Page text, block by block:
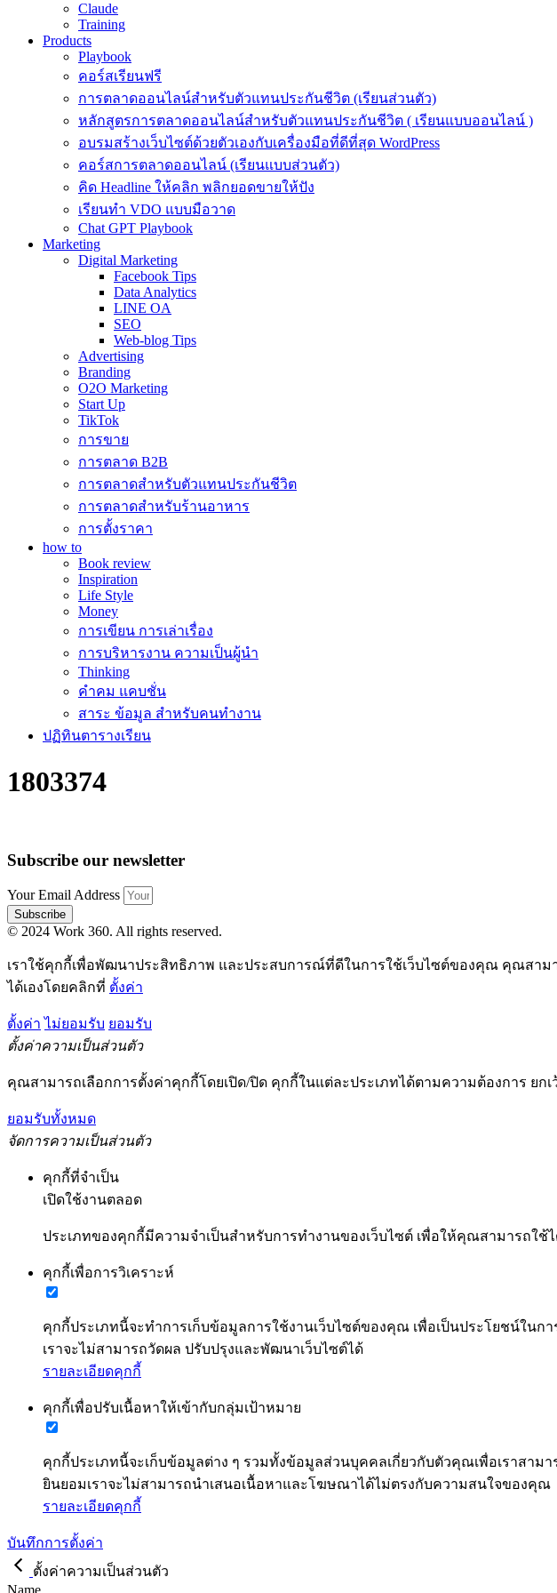
Claude
Training
Products
Playbook
คอร์สเรียนฟรี
การตลาดออนไลน์สำหรับตัวแทนประกันชีวิต (เรียนส่วนตัว)
หลักสูตรการตลาดออนไลน์สำหรับตัวแทนประกันชีวิต ( เรียนแบบออนไลน์ )
อบรมสร้างเว็บไซต์ด้วยตัวเองกับเครื่องมือที่ดีที่สุด WordPress
คอร์สการตลาดออนไลน์ (เรียนแบบส่วนตัว)
คิด Headline ให้คลิก พลิกยอดขายให้ปัง
เรียนทำ VDO แบบมือวาด
Chat GPT Playbook
Marketing
Digital Marketing
Facebook Tips
Data Analytics
LINE OA
SEO
Web-blog Tips
Advertising
Branding
O2O Marketing
Start Up
TikTok
การขาย
การตลาด B2B
การตลาดสำหรับตัวแทนประกันชีวิต
การตลาดสำหรับร้านอาหาร
การตั้งราคา
how to
Book review
Inspiration
Life Style
Money
การเขียน การเล่าเรื่อง
การบริหารงาน ความเป็นผู้นำ
Thinking
คำคม แคบชั่น
สาระ ข้อมูล สำหรับคนทำงาน
ปฏิทินตารางเรียน
1803374
Subscribe our newsletter
Your Email Address
Subscribe
© 2024 Work 360. All rights reserved.
เราใช้คุกกี้เพื่อพัฒนาประสิทธิภาพ และประสบการณ์ที่ดีในการใช้เว็บไซต์ของคุณ คุณสาม
ได้เองโดยคลิกที่ ตั้งค่า
ตั้งค่า ไม่ยอมรับ ยอมรับ
ตั้งค่าความเป็นส่วนตัว
คุณสามารถเลือกการตั้งค่าคุกกี้โดยเปิด/ปิด คุกกี้ในแต่ละประเภทได้ตามความต้องการ ยกเ
ยอมรับทั้งหมด
จัดการความเป็นส่วนตัว
คุกกี้ที่จำเป็น
เปิดใช้งานตลอด
ประเภทของคุกกี้มีความจำเป็นสำหรับการทำงานของเว็บไซต์ เพื่อให้คุณสามารถใ
คุกกี้เพื่อการวิเคราะห์
คุกกี้ประเภทนี้จะทำการเก็บข้อมูลการใช้งานเว็บไซต์ของคุณ เพื่อเป็นประโยชน์ใน
เราจะไม่สามารถวัดผล ปรับปรุงและพัฒนาเว็บไซต์ได้
รายละเอียดคุกกี้
คุกกี้เพื่อปรับเนื้อหาให้เข้ากับกลุ่มเป้าหมาย
คุกกี้ประเภทนี้จะเก็บข้อมูลต่าง ๆ รวมทั้งข้อมูลส่วนบุคคลเกี่ยวกับตัวคุณเพื่อเราสา
ยินยอมเราจะไม่สามารถนำเสนอเนื้อหาและโฆษณาได้ไม่ตรงกับความสนใจของคุณ
รายละเอียดคุกกี้
บันทึกการตั้งค่า
ตั้งค่าความเป็นส่วนตัว